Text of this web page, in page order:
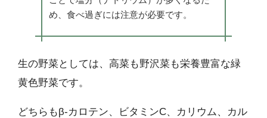
め、食べ過ぎには注意が必要です。
生の野菜としては、高菜も野沢菜も栄養豊富な緑
黄色野菜です。
どちらもβ-カロテン、ビタミンC、カリウム、カル